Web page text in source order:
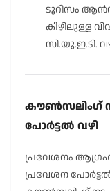
ടൂറിസം ആൻഡ്
കീഴിലുള്ള
സി.യു.ഇ.ടി.
കൗൺസലിംഗ്
പോർട്ടൽ വഴി
പ്രവേശനം
പ്രവേശന